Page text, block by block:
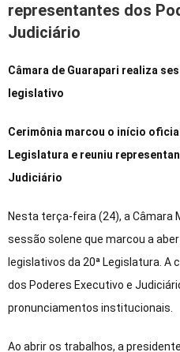
representantes dos
Judiciário
Câmara de Guarapari realiza
legislativo
Cerimônia marcou o início
Legislatura e reuniu
Judiciário
Nesta terça-feira (24), a Câmara
sessão solene que marcou a
legislativos da 20ª Legislatura. A
dos Poderes Executivo e
pronunciamentos institucionais.
Ao abrir os trabalhos, a